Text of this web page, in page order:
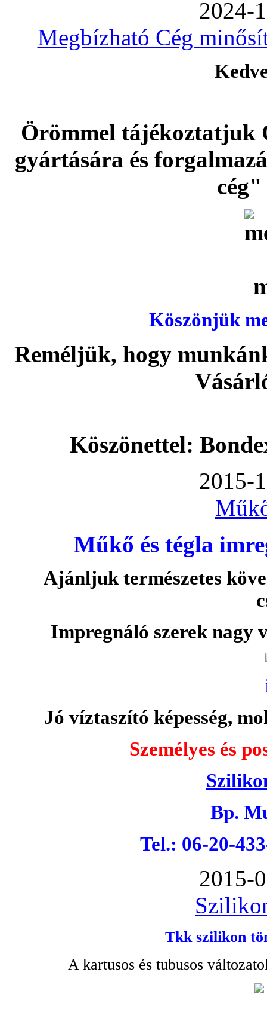
2024-
Megbízható Cég
Örömmel tájékoztatjuk
gyártására és
Köszönjük
Reméljük, hogy
Köszönettel:
2015-
Műkő és tégla
Ajánljuk természetes
Impregnáló szerek
Jó víztaszító képesség,
Személyes és
Bp.
Tel.: 06-20-
2015-
Tkk szilikon
A kartusos és tubusos